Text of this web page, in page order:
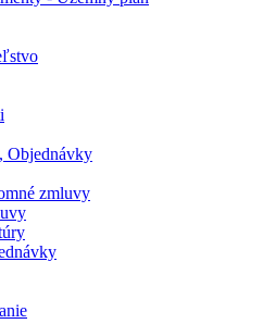
Objednávky
zmluvy